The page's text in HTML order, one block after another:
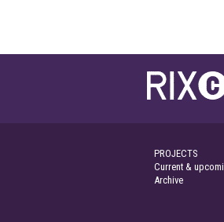
PROJECTS
Current &
Archive